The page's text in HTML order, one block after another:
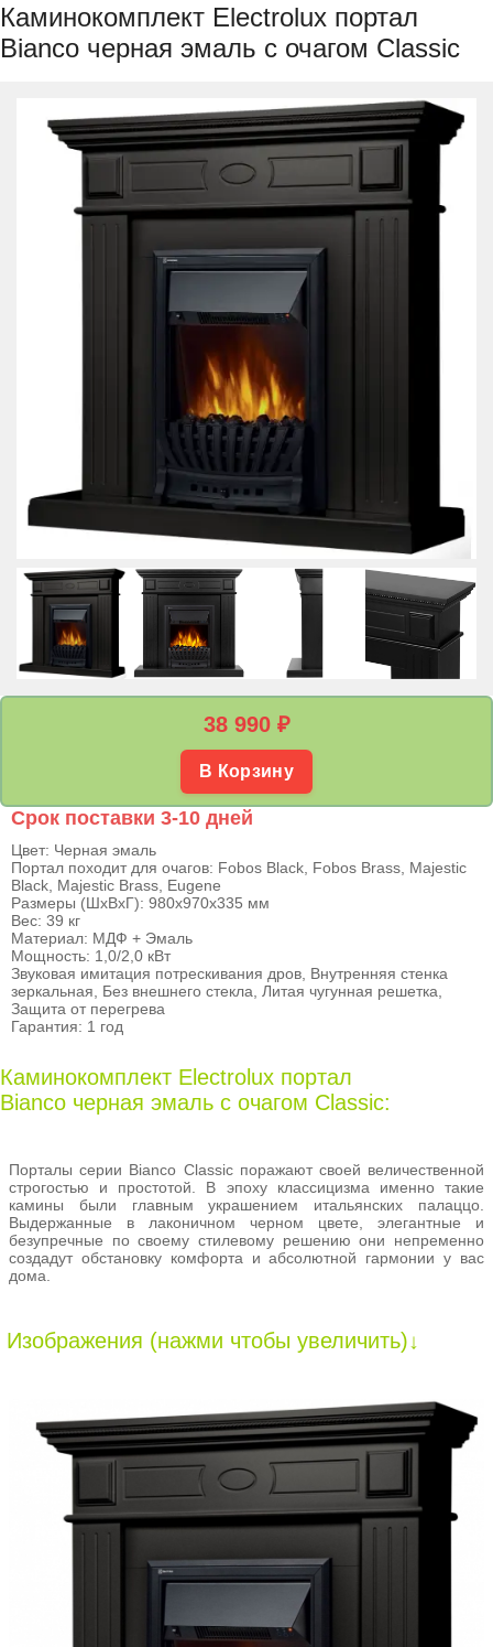
Каминокомплект Electrolux портал
Bianco черная эмаль с очагом Classic
38 990 ₽
В Корзину
Срок поставки 3-10 дней
Цвет: Черная эмаль
Портал походит для очагов: Fobos Black, Fobos Brass, Majestic
Black, Majestic Brass, Eugene
Размеры (ШхВхГ): 980х970х335 мм
Вес: 39 кг
Материал: МДФ + Эмаль
Мощность: 1,0/2,0 кВт
Звуковая имитация потрескивания дров, Внутренняя стенка
зеркальная, Без внешнего стекла, Литая чугунная решетка,
Защита от перегрева
Гарантия: 1 год
Каминокомплект Electrolux портал
Bianco черная эмаль с очагом Classic:
Порталы серии Bianco Classic поражают своей величественной
строгостью и простотой. В эпоху классицизма именно такие
камины были главным украшением итальянских палаццо.
Выдержанные в лаконичном черном цвете, элегантные и
безупречные по своему стилевому решению они непременно
создадут обстановку комфорта и абсолютной гармонии у вас
дома.
Изображения (нажми чтобы увеличить)↓